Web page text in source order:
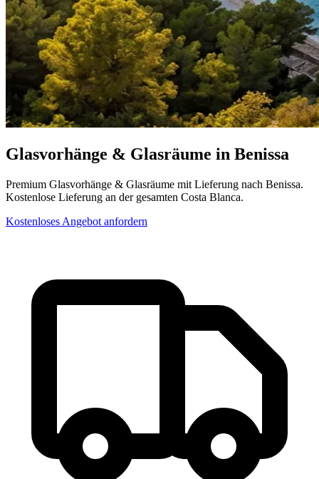
Glasvorhänge & Glasräume in Benissa
Premium Glasvorhänge & Glasräume mit Lieferung nach Benissa.
Kostenlose Lieferung an der gesamten Costa Blanca.
Kostenloses Angebot anfordern